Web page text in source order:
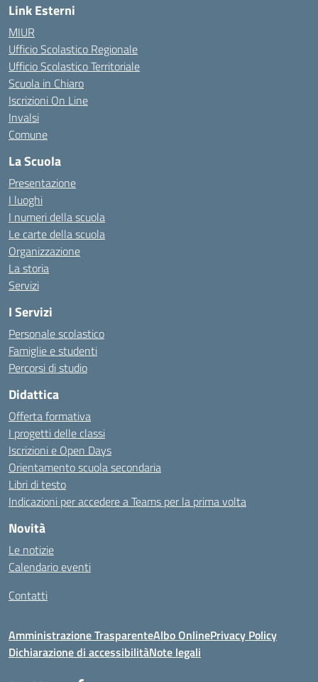
Link Esterni
MIUR
Ufficio Scolastico Regionale
Ufficio Scolastico Territoriale
Scuola in Chiaro
Iscrizioni On Line
Invalsi
Comune
La Scuola
Presentazione
I luoghi
I numeri della scuola
Le carte della scuola
Organizzazione
La storia
Servizi
I Servizi
Personale scolastico
Famiglie e studenti
Percorsi di studio
Didattica
Offerta formativa
I progetti delle classi
Iscrizioni e Open Days
Orientamento scuola secondaria
Libri di testo
Indicazioni per accedere a Teams per la prima volta
Novità
Le notizie
Calendario eventi
Contatti
Amministrazione TrasparenteAlbo OnlinePrivacy Policy
Dichiarazione di accessibilitàNote legali